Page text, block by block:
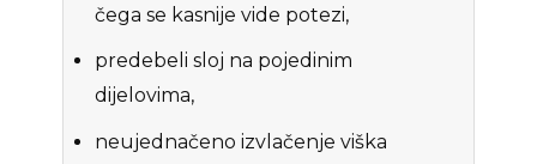
čega se kasnije vide potezi,
predebeli sloj na pojedinim
dijelovima,
neujednačeno izvlačenje viška